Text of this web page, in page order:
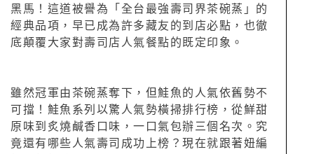
黑馬！這道被譽為「全台最強壽司界茶碗蒸」的
經典品項，早已成為許多藏友的到店必點，也徹
底顛覆大家對壽司店人氣餐點的既定印象。
雖然冠軍由茶碗蒸奪下，但鮭魚的人氣依舊勢不
可擋！鮭魚系列以驚人氣勢橫掃排行榜，從鮮甜
原味到炙燒鹹香口味，一口氣包辦三個名次。究
竟還有哪些人氣壽司成功上榜？現在就跟著妞編